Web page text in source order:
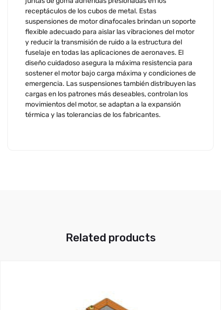
receptáculos de los cubos de metal. Estas
suspensiones de motor dinafocales brindan un soporte
flexible adecuado para aislar las vibraciones del motor
y reducir la transmisión de ruido a la estructura del
fuselaje en todas las aplicaciones de aeronaves. El
diseño cuidadoso asegura la máxima resistencia para
sostener el motor bajo carga máxima y condiciones de
emergencia. Las suspensiones también distribuyen las
cargas en los patrones más deseables, controlan los
movimientos del motor, se adaptan a la expansión
térmica y las tolerancias de los fabricantes.
Related products